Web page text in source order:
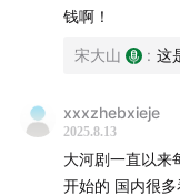
【提及艺术节】
地艺术节，威尼斯
山形国际纪录片电
Llandudno’s Arts
钱啊！
宋大山 : 这
xxxzhebxieje
2025.8.13
大河剧一直以来
开始的 国内很